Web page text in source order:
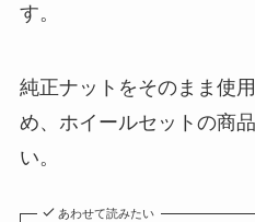
す。
純正ナットをそのまま使
め、ホイールセットの商
い。
あわせて読みたい